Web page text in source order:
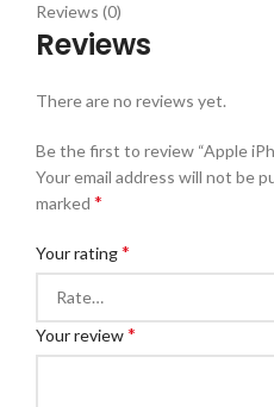
Reviews (0)
Reviews
There are no reviews yet.
Be the first to review “Apple
Your email address will not be
marked *
Your rating*
Your review*